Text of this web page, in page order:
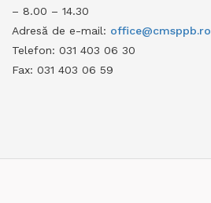
– 8.00 – 14.30
Adresă de e-mail: office@cmsppb.ro
Telefon: 031 403 06 30
Fax: 031 403 06 59